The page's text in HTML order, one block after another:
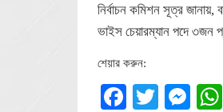
নির্বাচন কমিশন সূত্র জানায়,
ভাইস চেয়ারম্যান পদে ৩জন
শেয়ার করুন:
Facebook
Twitter